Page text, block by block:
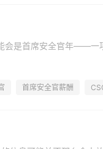
会是首席安全官年——一
首席安全官薪酬